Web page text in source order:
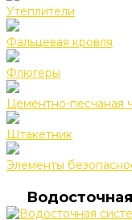
Утеплители
Фальцевая кровля
Флюгеры
Цементно-песчаная
Штакетник
Элементы